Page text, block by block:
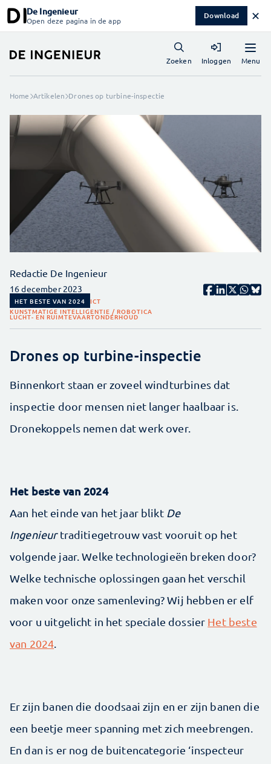
De Ingenieur
Open deze pagina in de app Download ✕
Menu
Zoeken Inloggen
Home Artikelen Drones op turbine-inspectie
Redactie De Ingenieur
16 december 2023
HET BESTE VAN 2024 ICT
KUNSTMATIGE INTELLIGENTIE / ROBOTICA
LUCHT- EN RUIMTEVAARTONDERHOUD
Drones op turbine-inspectie
Binnenkort staan er zoveel windturbines dat
inspectie door mensen niet langer haalbaar is.
Dronekoppels nemen dat werk over.
Het beste van 2024
Aan het einde van het jaar bliktDe
Ingenieurtraditiegetrouw vast vooruit op het
volgende jaar. Welke technologieën breken door?
Welke technische oplossingen gaan het verschil
maken voor onze samenleving? Wij hebben er elf
voor u uitgelicht in het speciale dossier Het beste
van 2024
Er zijn banen die doodsaai zijn en er zijn banen die
een ­beetje meer spanning met zich meebrengen.
En dan is er nog de buitencategorie ‘inspecteur